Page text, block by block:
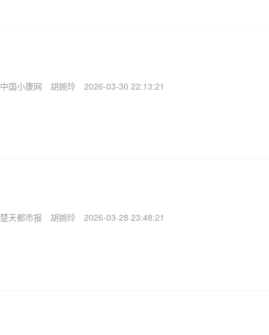
中国小康网 胡婉玲 2026-03-30 22:13:21
楚天都市报 胡婉玲 2026-03-28 23:48:21